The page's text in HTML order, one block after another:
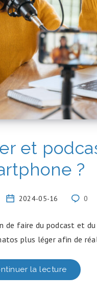
et
?
2024-05-16 0
de faire du podcast et
plus léger afin de
la lecture